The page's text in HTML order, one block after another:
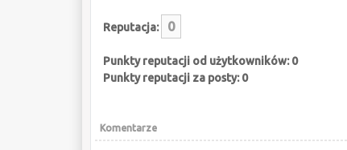
Reputacja: 0
Punkty reputacji od użytkowników: 0
Punkty reputacji za posty: 0
Komentarze